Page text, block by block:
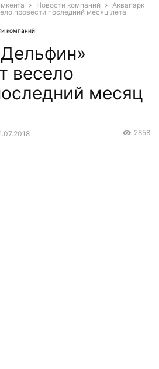
Новости компаний
Аквапарк
провести последний месяц лета
компаний
весело
месяц
2858